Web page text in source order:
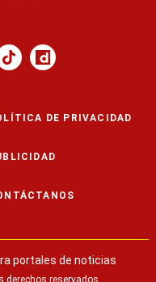
DE PRIVACIDAD
portales de noticias
derechos reservados.